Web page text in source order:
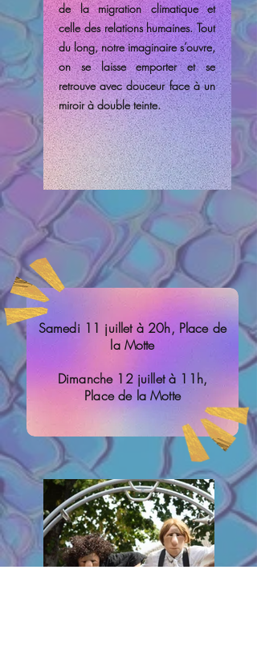
de la migration climatique et
celle des relations humaines. Tout
du long, notre imaginaire s’ouvre,
on se laisse emporter et se
retrouve avec douceur face à un
miroir à double teinte.
Samedi 11 juillet à 20h, Place de
la Motte
Dimanche 12 juillet à 11h,
Place de la Motte